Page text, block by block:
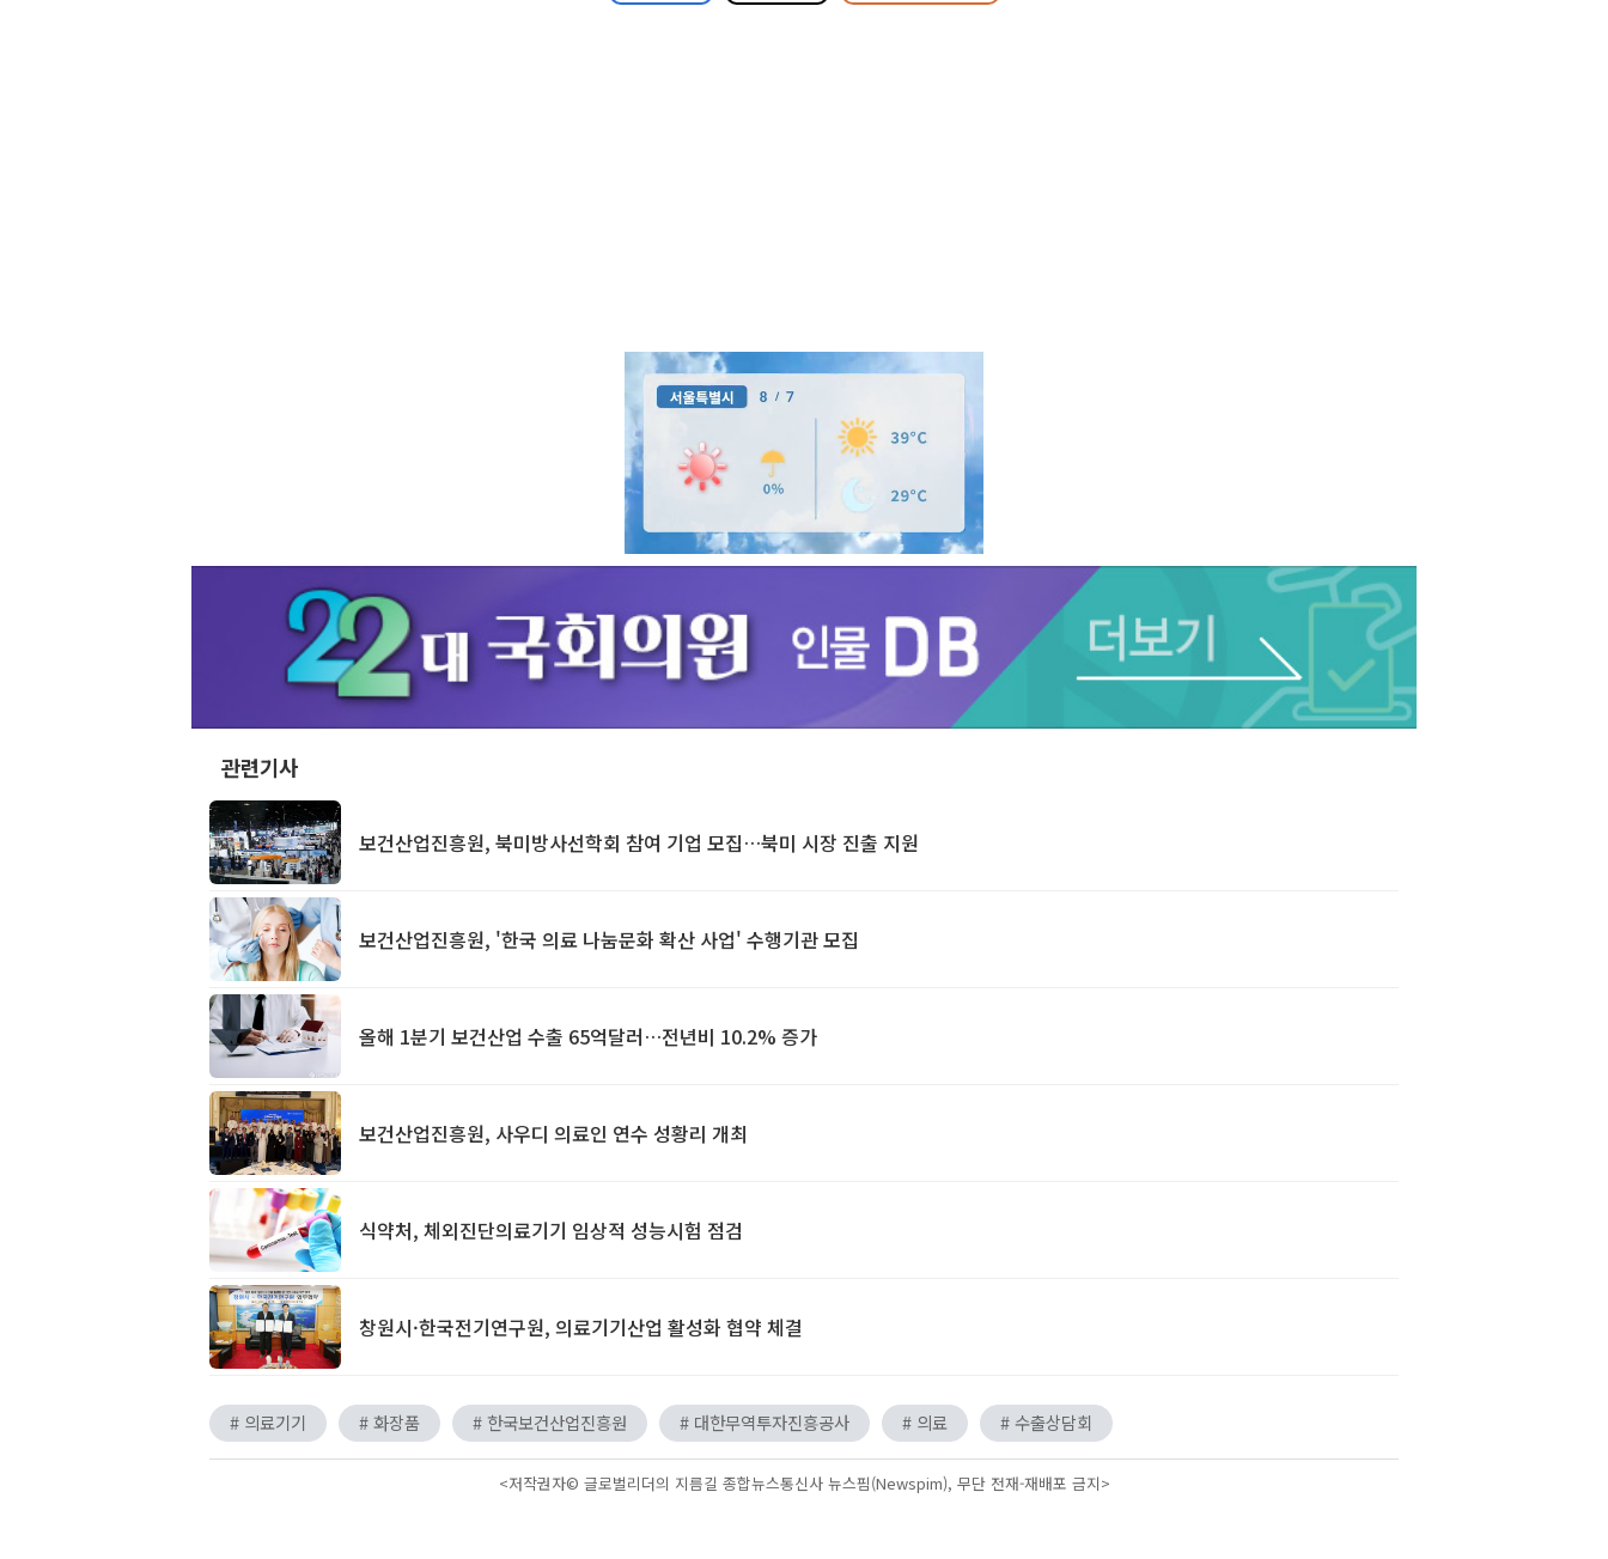
Unmute
관련기사
보건산업진흥원, 북미방사선학회 참여 기업 모집…북미 시장 진출 지원
보건산업진흥원, '한국 의료 나눔문화 확산 사업' 수행기관 모집
올해 1분기 보건산업 수출 65억달러…전년비 10.2% 증가
보건산업진흥원, 사우디 의료인 연수 성황리 개최
식약처, 체외진단의료기기 임상적 성능시험 점검
창원시·한국전기연구원, 의료기기산업 활성화 협약 체결
# 의료기기 # 화장품 # 한국보건산업진흥원 # 대한무역투자진흥공사 # 의료 # 수출상담회
<저작권자© 글로벌리더의 지름길 종합뉴스통신사 뉴스핌(Newspim), 무단 전재-재배포 금지>